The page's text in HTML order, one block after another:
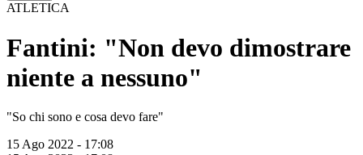
ATLETICA
Fantini: "Non devo dimostrare
niente a nessuno"
"So chi sono e cosa devo fare"
15 Ago 2022 - 17:08